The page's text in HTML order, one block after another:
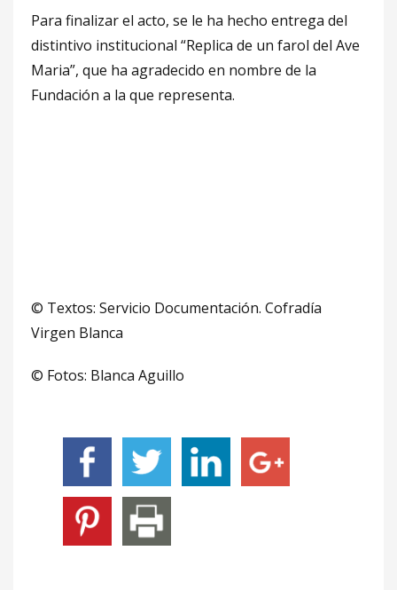
Para finalizar el acto, se le ha hecho entrega del
distintivo institucional “Replica de un farol del Ave
Maria”, que ha agradecido en nombre de la
Fundación a la que representa.
© Textos: Servicio Documentación. Cofradía
Virgen Blanca
© Fotos: Blanca Aguillo